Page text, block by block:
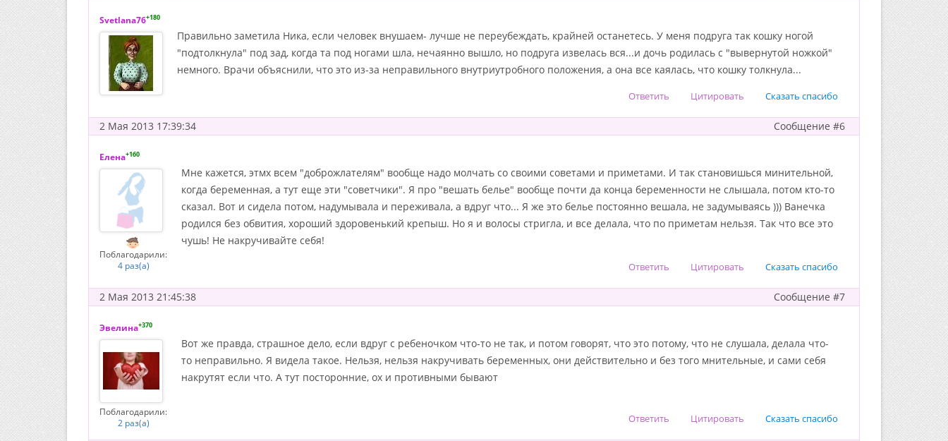
Svetlana76+180
Правильно заметила Ника, если человек внушаем- лучше не переубеждать, крайней останетесь. У меня подруга так кошку ногой
"подтолкнула" под зад, когда та под ногами шла, нечаянно вышло, но подруга извелась вся...и дочь родилась с "вывернутой ножкой"
немного. Врачи объяснили, что это из-за неправильного внутриутробного положения, а она все каялась, что кошку толкнула...
Сказать спасибо
Цитировать
Ответить
Сообщение #6
2 Мая 2013 17:39:34
Елена+160
Поблагодарили:
4 раз(а)
Мне кажется, этмх всем "доброжлателям" вообще надо молчать со своими советами и приметами. И так становишься минительной,
когда беременная, а тут еще эти "советчики". Я про "вешать белье" вообще почти да конца беременности не слышала, потом кто-то
сказал. Вот и сидела потом, надумывала и переживала, а вдруг что... Я же это белье постоянно вешала, не задумываясь ))) Ванечка
родился без обвития, хороший здоровенький крепыш. Но я и волосы стригла, и все делала, что по приметам нельзя. Так что все это
чушь! Не накручивайте себя!
Сказать спасибо
Цитировать
Ответить
Сообщение #7
2 Мая 2013 21:45:38
Эвелина+370
Поблагодарили:
2 раз(а)
Вот же правда, страшное дело, если вдруг с ребеночком что-то не так, и потом говорят, что это потому, что не слушала, делала что-
то неправильно. Я видела такое. Нельзя, нельзя накручивать беременных, они действительно и без того мнительные, и сами себя
накрутят если что. А тут посторонние, ох и противными бывают
Сказать спасибо
Цитировать
Ответить